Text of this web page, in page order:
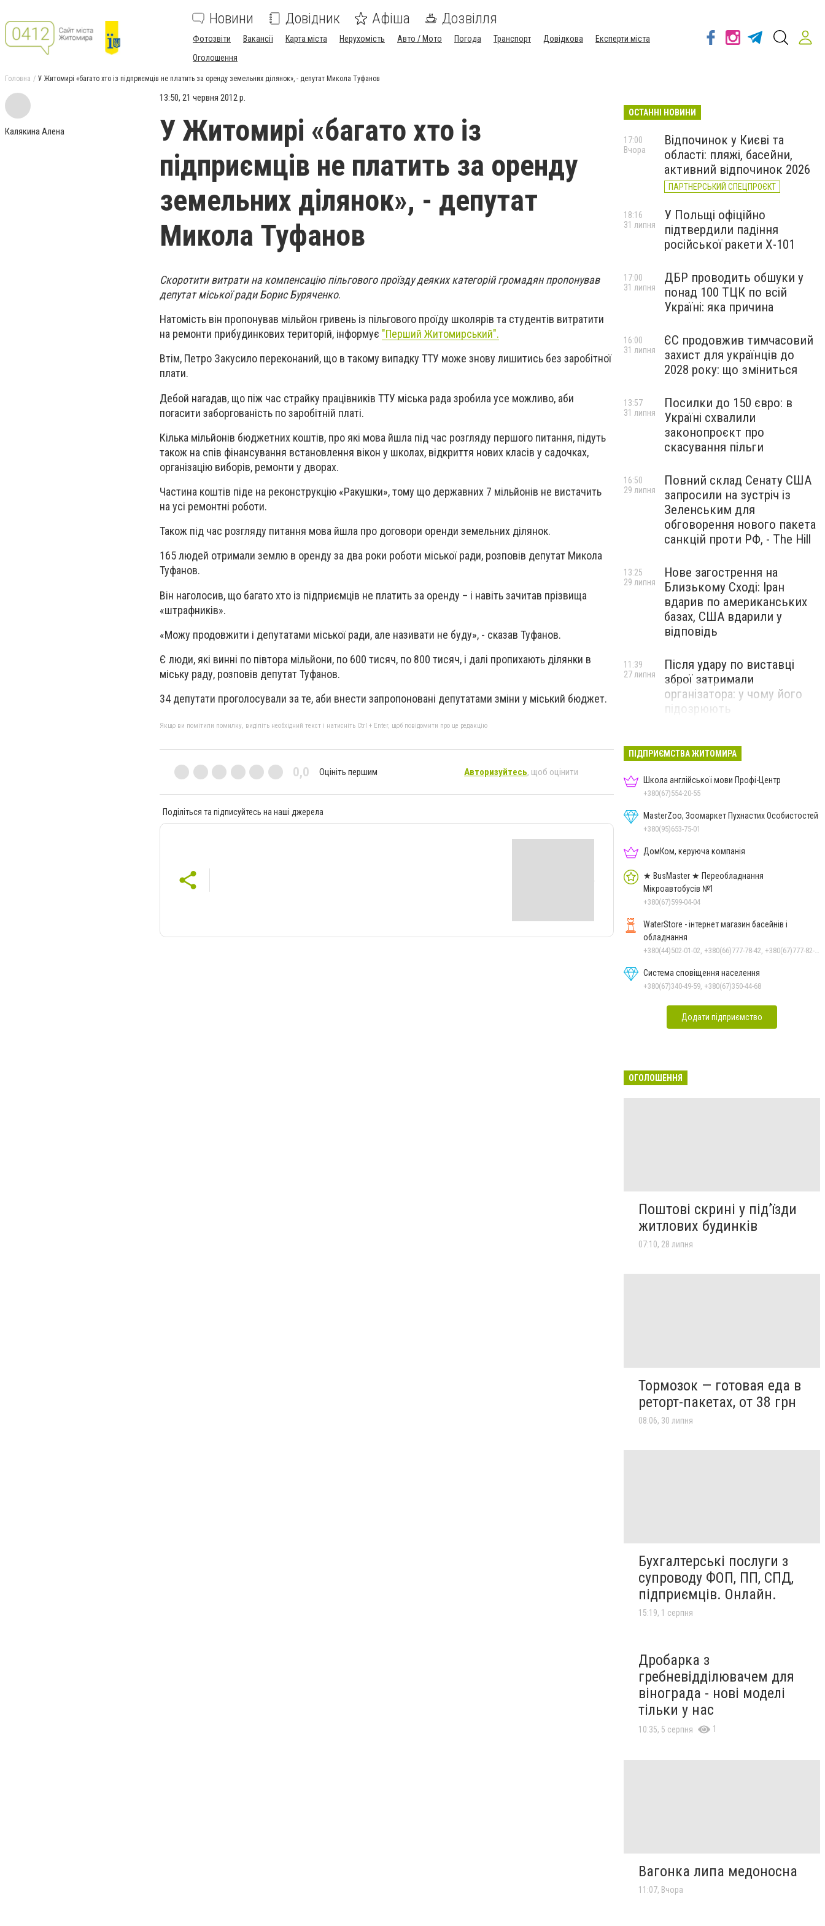
Новини Довідник Афіша Дозвілля
Фотозвіти Вакансії Карта міста Нерухомість Авто / Мото Погода Транспорт Довідкова
Експерти міста
Оголошення
Головна У Житомирі «багато хто із підприємців не платить за оренду земельних ділянок», - депутат Микола Туфанов
Калякина Алена
13:50, 21 червня 2012 р.
У Житомирі «багато хто із
підприємців не платить за оренду
земельних ділянок», - депутат
Микола Туфанов
Скоротити витрати на компенсацію пільгового проїзду деяких категорій громадян пропонував
депутат міської ради Борис Буряченко.
Натомість він пропонував мільйон гривень із пільгового проїду школярів та студентів витратити
на ремонти прибудинкових територій, інформує "Перший Житомирський".
Втім, Петро Закусило переконаний, що в такому випадку ТТУ може знову лишитись без заробітної
плати.
Дебой нагадав, що піж час страйку працівників ТТУ міська рада зробила усе можливо, аби
погасити заборгованість по заробітній платі.
Кілька мільйонів бюджетних коштів, про які мова йшла під час розгляду першого питання, підуть
також на спів фінансування встановлення вікон у школах, відкриття нових класів у садочках,
організацію виборів, ремонти у дворах.
Частина коштів піде на реконструкцію «Ракушки», тому що державних 7 мільйонів не вистачить
на усі ремонтні роботи.
Також під час розгляду питання мова йшла про договори оренди земельних ділянок.
165 людей отримали землю в оренду за два роки роботи міської ради, розповів депутат Микола
Туфанов.
Він наголосив, що багато хто із підприємців не платить за оренду – і навіть зачитав прізвища
«штрафників».
«Можу продовжити і депутатами міської ради, але називати не буду», - сказав Туфанов.
Є люди, які винні по півтора мільйони, по 600 тисяч, по 800 тисяч, і далі пропихають ділянки в
міську раду, розповів депутат Туфанов.
34 депутати проголосували за те, аби внести запропоновані депутатами зміни у міський бюджет.
Якщо ви помітили помилку, виділіть необхідний текст і натисніть Ctrl + Enter, щоб повідомити про це редакцію
0,0 Оцініть першим Авторизуйтесь, щоб оцінити
Поділіться та підписуйтесь на наші джерела
ОСТАННІ НОВИНИ
Відпочинок у Києві та
області: пляжі, басейни,
активний відпочинок 2026
ПАРТНЕРСЬКИЙ СПЕЦПРОЄКТ
17:00
Вчора
У Польщі офіційно
підтвердили падіння
російської ракети Х-101
18:16
31 липня
ДБР проводить обшуки у
понад 100 ТЦК по всій
Україні: яка причина
17:00
31 липня
ЄС продовжив тимчасовий
захист для українців до
2028 року: що зміниться
16:00
31 липня
Посилки до 150 євро: в
Україні схвалили
законопроєкт про
скасування пільги
13:57
31 липня
Повний склад Сенату США
запросили на зустріч із
Зеленським для
обговорення нового пакета
санкцій проти РФ, - The Hill
16:50
29 липня
Нове загострення на
Близькому Сході: Іран
вдарив по американських
базах, США вдарили у
відповідь
13:25
29 липня
Після удару по виставці
зброї затримали
організатора: у чому його
підозрюють
11:39
27 липня
ПІДПРИЄМСТВА ЖИТОМИРА
Школа англійської мови Профі-Центр
+380(67)554-20-55
MasterZoo, Зоомаркет Пухнастих Особистостей
+380(95)653-75-01
ДомКом, керуюча компанія
★ BusMaster ★ Переобладнання
Мікроавтобусів №1
+380(67)599-04-04
WaterStore - інтернет магазин басейнів і
обладнання
+380(44)502-01-02, +380(66)777-78-42, +380(67)777-82-19, +380(67)890-80-80, +380(73)890-80-80, +380(44)502-01-03
Система сповіщення населення
+380(67)340-49-59, +380(67)350-44-68
Додати підприємство
ОГОЛОШЕННЯ
Поштові скрині у під’їзди
житлових будинків
07:10, 28 липня
Тормозок — готовая еда в
реторт-пакетах, от 38 грн
08:06, 30 липня
Бухгалтерські послуги з
супроводу ФОП, ПП, СПД,
підприємців. Онлайн.
15:19, 1 серпня
Дробарка з
гребневідділювачем для
вінограда - нові моделі
тільки у нас
10:35, 5 серпня 1
Вагонка липа медоносна
11:07, Вчора